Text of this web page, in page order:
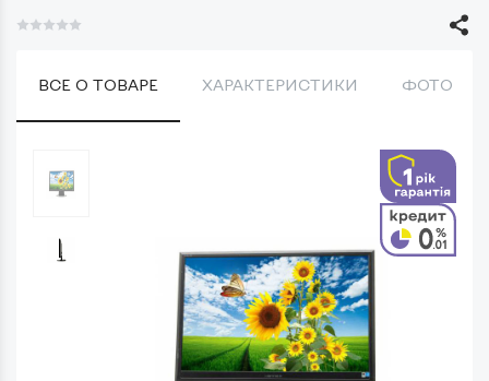
ВСЕ О ТОВАРЕ ХАРАКТЕРИСТИКИ ФОТО